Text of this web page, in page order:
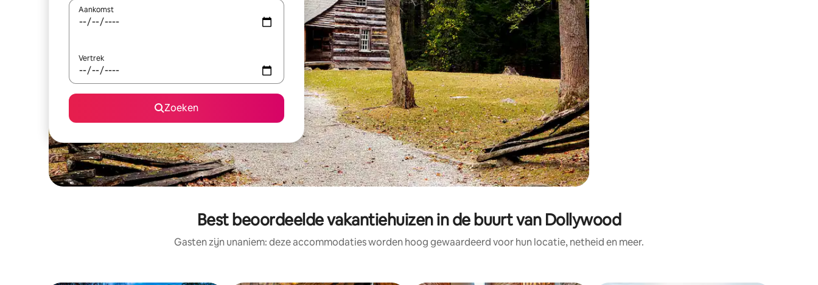
Aankomst
Vertrek
Zoeken
Best beoordeelde vakantiehuizen in de buurt van Dollywood
Gasten zijn unaniem: deze accommodaties worden hoog gewaardeerd voor hun locatie, netheid en meer.